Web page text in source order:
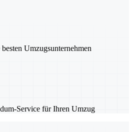
Umzugsunternehmen
Service für Ihren Umzug